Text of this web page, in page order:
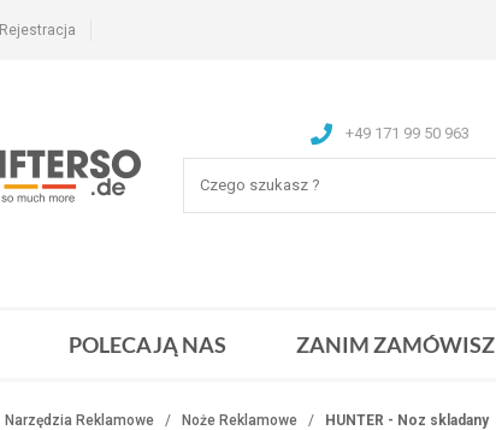
Rejestracja
+49 171 99 50 963
POLECAJĄ NAS ZANIM ZAMÓWISZ
Narzędzia Reklamowe Noże Reklamowe HUNTER - Noz skladany